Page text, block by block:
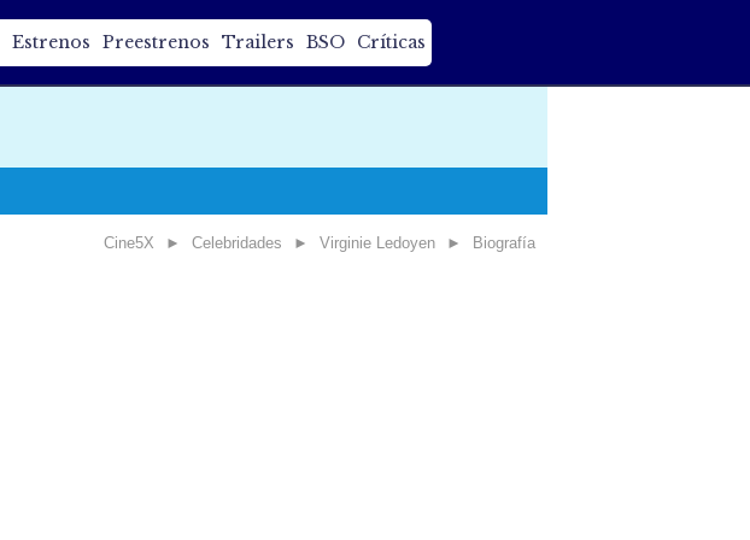
Estrenos Preestrenos Trailers BSO Críticas
Cine5X ► Celebridades ► Virginie Ledoyen ► Biografía